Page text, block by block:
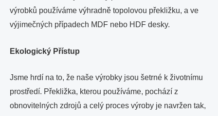
výrobků používáme výhradně topolovou překližku, a ve
výjimečných případech MDF nebo HDF desky.
Ekologický Přístup
Jsme hrdí na to, že naše výrobky jsou šetrné k životnímu
prostředí. Překližka, kterou používáme, pochází z
obnovitelných zdrojů a celý proces výroby je navržen tak,